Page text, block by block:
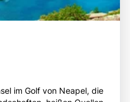
im Golf von Neapel, die